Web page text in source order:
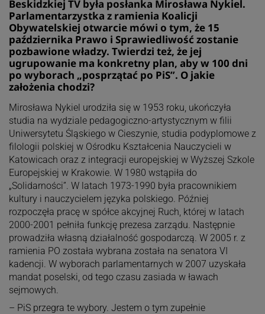
Beskidzkiej TV była posłanka Mirosława Nykiel.
Parlamentarzystka z ramienia Koalicji
Obywatelskiej otwarcie mówi o tym, że 15
października Prawo i Sprawiedliwość zostanie
pozbawione władzy. Twierdzi też, że jej
ugrupowanie ma konkretny plan, aby w 100 dni
po wyborach „posprzątać po PiS”. O jakie
założenia chodzi?
Mirosława Nykiel urodziła się w 1953 roku, ukończyła
studia na wydziale pedagogiczno-artystycznym w filii
Uniwersytetu Śląskiego w Cieszynie, studia podyplomowe z
filologii polskiej w Ośrodku Kształcenia Nauczycieli w
Katowicach oraz z integracji europejskiej w Wyższej Szkole
Europejskiej w Krakowie. W 1980 wstąpiła do
„Solidarności”. W latach 1973-1990 była pracownikiem
kultury i nauczycielem języka polskiego. Później
rozpoczęła pracę w spółce akcyjnej Ruch, której w latach
2000-2001 pełniła funkcję prezesa zarządu. Następnie
prowadziła własną działalność gospodarczą. W 2005 r. z
ramienia PO została wybrana została na senatora VI
kadencji. W wyborach parlamentarnych w 2007 uzyskała
mandat poselski, od tego czasu zasiada w ławach
sejmowych.
– PiS przegra te wybory. Jestem o tym zupełnie